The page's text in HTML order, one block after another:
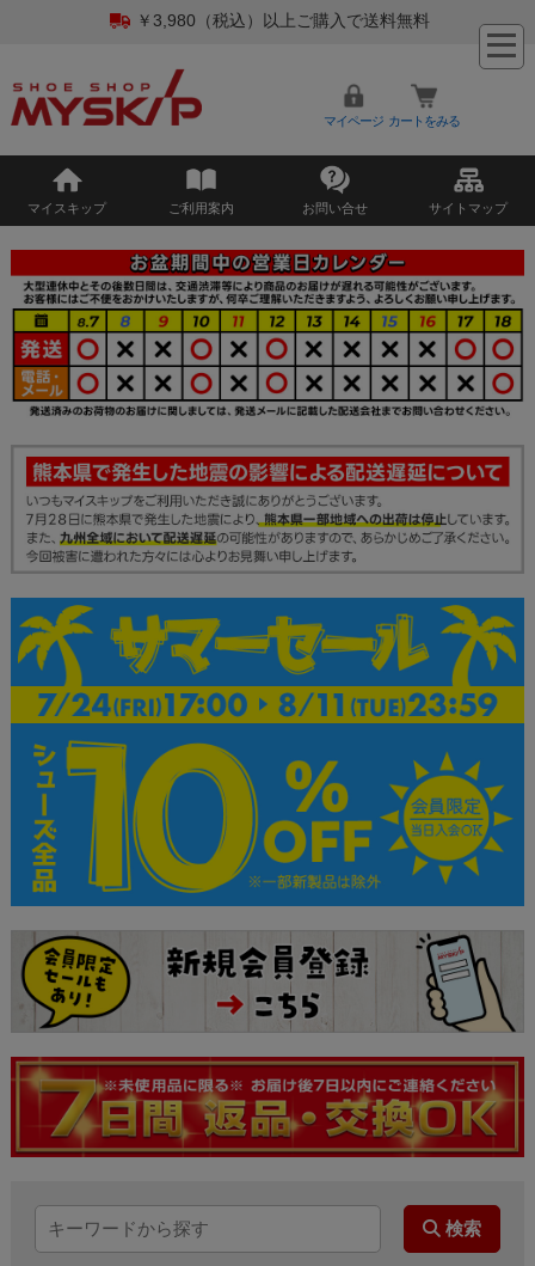
￥3,980（税込）以上ご購入で送料無料
マイページ カートをみる
マイスキップ ご利用案内 お問い合せ サイトマップ